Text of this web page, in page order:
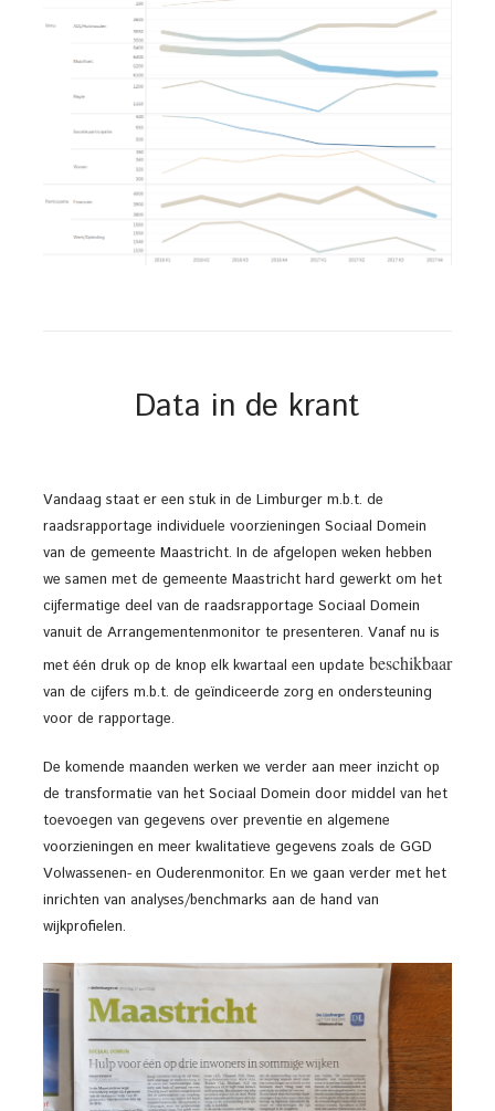
Data in de krant
Vandaag staat er een stuk in de Limburger m.b.t. de
raadsrapportage individuele voorzieningen Sociaal Domein
van de gemeente Maastricht. In de afgelopen weken hebben
we samen met de gemeente Maastricht hard gewerkt om het
cijfermatige deel van de raadsrapportage Sociaal Domein
vanuit de Arrangementenmonitor te presenteren. Vanaf nu is
met één druk op de knop elk kwartaal een update beschikbaar
van de cijfers m.b.t. de geïndiceerde zorg en ondersteuning
voor de rapportage.
De komende maanden werken we verder aan meer inzicht op
de transformatie van het Sociaal Domein door middel van het
toevoegen van gegevens over preventie en algemene
voorzieningen en meer kwalitatieve gegevens zoals de GGD
Volwassenen- en Ouderenmonitor. En we gaan verder met het
inrichten van analyses/benchmarks aan de hand van
wijkprofielen.